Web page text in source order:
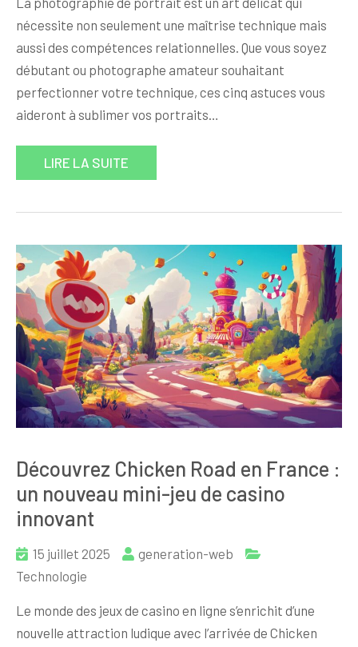
nécessite non seulement une maîtrise technique mais
aussi des compétences relationnelles. Que vous soyez
débutant ou photographe amateur souhaitant
perfectionner votre technique, ces cinq astuces vous
aideront à sublimer vos portraits…
LIRE LA SUITE
Découvrez Chicken Road en France :
un nouveau mini-jeu de casino
innovant
15 juillet 2025
generation-web
Technologie
Le monde des jeux de casino en ligne s’enrichit d’une
nouvelle attraction ludique avec l’arrivée de Chicken